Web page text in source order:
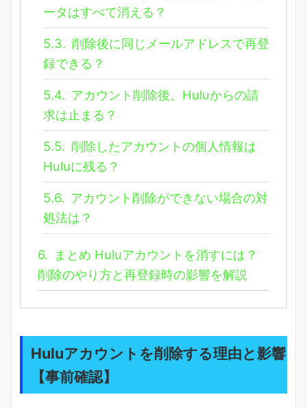
ータはすべて消える？
5.3. 削除後に同じメールアドレスで再登
録できる？
5.4. アカウント削除後、Huluからの請
求は止まる？
5.5. 削除したアカウントの個人情報は
Huluに残る？
5.6. アカウント削除ができない場合の対
処法は？
6.
まとめ Huluアカウントを消すには？
削除のやり方と再登録時の影響を解説
Huluアカウントを削除する理由と影響
【事前確認】